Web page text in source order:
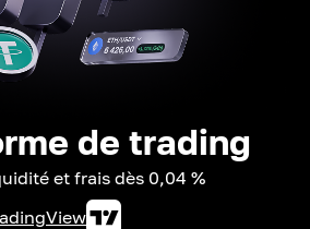
de trading
et frais dès 0,04 %